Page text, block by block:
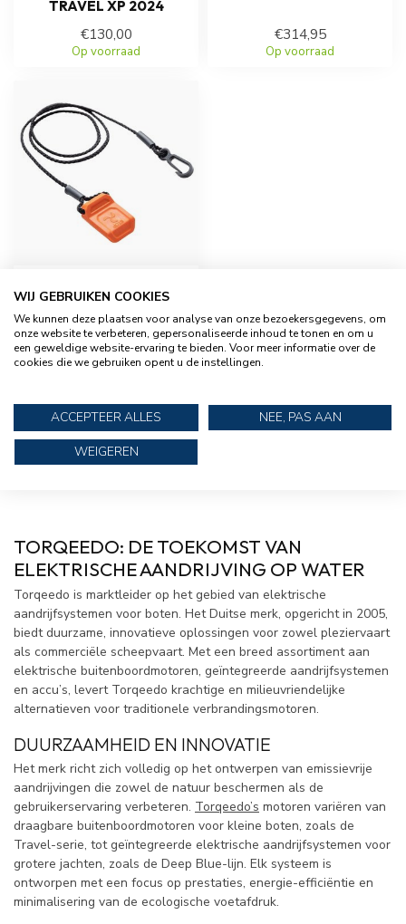
TRAVEL XP 2024
€130,00
Op voorraad
€314,95
Op voorraad
MAGNEETSLEUTEL
VOOR DE TORQEEDO
TRAVEL 2024
€24,95
Toon1- 11van 11
TORQEEDO: DE TOEKOMST VAN
ELEKTRISCHE AANDRIJVING OP WATER
Torqeedo is marktleider op het gebied van elektrische
aandrijfsystemen voor boten. Het Duitse merk, opgericht in 2005,
biedt duurzame, innovatieve oplossingen voor zowel pleziervaart
als commerciële scheepvaart. Met een breed assortiment aan
elektrische buitenboordmotoren, geïntegreerde aandrijfsystemen
en accu’s, levert Torqeedo krachtige en milieuvriendelijke
alternatieven voor traditionele verbrandingsmotoren.
DUURZAAMHEID EN INNOVATIE
Het merk richt zich volledig op het ontwerpen van emissievrije
aandrijvingen die zowel de natuur beschermen als de
gebruikerservaring verbeteren. Torqeedo’s motoren variëren van
draagbare buitenboordmotoren voor kleine boten, zoals de
Travel-serie, tot geïntegreerde elektrische aandrijfsystemen voor
grotere jachten, zoals de Deep Blue-lijn. Elk systeem is
ontworpen met een focus op prestaties, energie-efficiëntie en
minimalisering van de ecologische voetafdruk.
WIJ GEBRUIKEN COOKIES
We kunnen deze plaatsen voor analyse van onze bezoekersgegevens, om
onze website te verbeteren, gepersonaliseerde inhoud te tonen en om u
een geweldige website-ervaring te bieden. Voor meer informatie over de
cookies die we gebruiken opent u de instellingen.
ACCEPTEER ALLES
NEE, PAS AAN
WEIGEREN